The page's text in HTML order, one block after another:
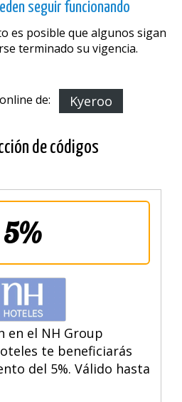
seguir funcionando
es posible que algunos sigan
terminado su vigencia.
de: Kyeroo
de códigos
5%
en el NH Group
te beneficiarás
del 5%. Válido hasta